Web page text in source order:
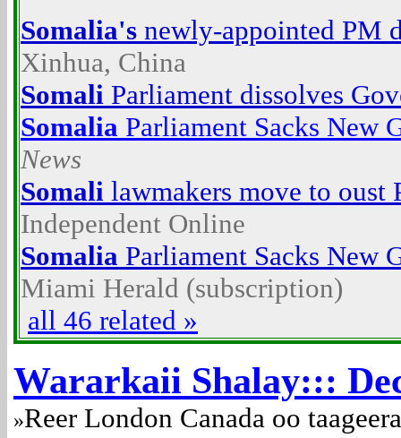
Somalia's newly-appointed PM
Xinhua, China
Somali Parliament dissolves
Somalia Parliament Sacks New
News
Somali lawmakers move to oust
Independent Online
Somalia Parliament Sacks New
Miami Herald (subscription)
all 46 related »
Wararkaii Shalay:::
»Reer London Canada oo